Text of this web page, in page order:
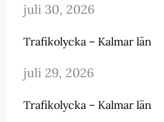
juli 30, 2026
Trafikolycka – Kalmar län
juli 29, 2026
Trafikolycka – Kalmar län